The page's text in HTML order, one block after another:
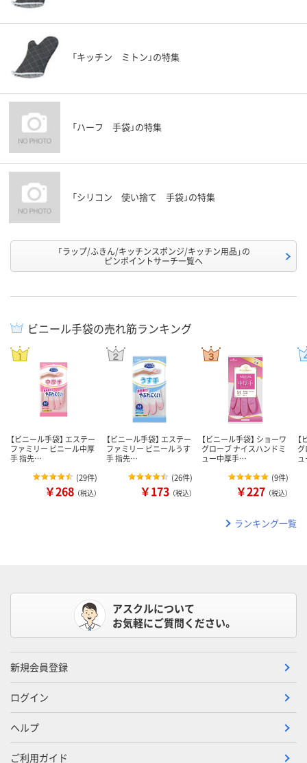
「キッチン ミトン」の特集
「ハーフ 手袋」の特集
「シリコン 使い捨て 手袋」の特集
「ラップ/ふきん/キッチンスポンジ/キッチン用品」の
ピンポイントサーチ一覧へ
ビニール手袋の売れ筋ランキング
【ビニール手袋】 エステー
ファミリー ビニール中厚
手 指先…
(29件)
￥268 （税込）
【ビニール手袋】 エステー
ファミリー ビニールうす
手 指先…
(26件)
￥173 （税込）
【ビニール手袋】 ショーワ
グローブ ナイスハンドミ
ュー中厚手…
(9件)
￥227 （税込）
ランキング一覧
アスクルについて
お気軽にご質問ください。
新規会員登録
ログイン
ヘルプ
ご利用ガイド